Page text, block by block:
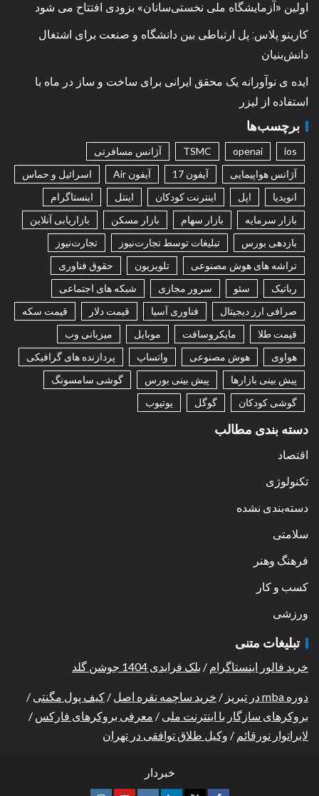
اولین «آزمایشگاه ملی نخستی‌سانان» بزودی افتتاح می شود
کارینو پلاس: پل ارتباطی بین دانشگاه و صنعت برای اشتغال
دانش‌بنیان
ایده ی نوآورانه یک محقق ایرانی برای ساخت و ساز در ماه با
استفاده از لیزر
برچسب‌ها
ios
openai
TSMC
آژانس مسافرتی
آژانس هواپیمایی
آیفون 17 آیفون Air
اسرائیل و حماس
انویدیا
اپل اینترنت کودکان اینتل
اینستاگرام
بازار سرمایه
بازار سهام بازار مسکن
بازاریابی آنلاین
بازدهی بورس
تبلیغات توسط تجارت‌نیوز
تجارت‌نیوز
تراشه های هوش مصنوعی
تلویزیون
حقوق فناوری
رباتیک
سئو سرور مجازی
شبکه های اجتماعی
صرافی ارز دیجیتال
فناوری آسیا قیمت دلار
قیمت سکه
قیمت طلا
مایکروسافت موبایل
میزبانی وب
هواوی
هوش مصنوعی واتساپ
پردازنده های گرافیکی
پیش بینی بازارها
پیش بینی بورس
گوشی سامسونگ
گوشی کودکان
گوگل یوتیوب
دسته بندی مطالب
اقتصاد
تکنولوژی
دسته‌بندی نشده
سلامتی
فرهنگ وهنر
کسب و کار
ورزشی
تبلیغات متنی
خرید فالور اینستاگرام / بلک فرایدی 1404 جوشن گلد
دوره mba در تبریز / خرید ساچمه نقره اصل / کیف پول مگنتی /
بروکرهای سازگار با اینترنت ملی / معرفی بروکرهای فارکس /
لابراتوار نورقائم / وکیل طلاق توافقی در تهران
خبردار